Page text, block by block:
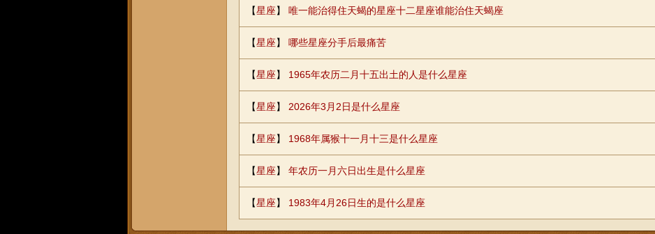
【星座】 唯一能治得住天蝎的星座十二星座谁能治住天蝎座
【星座】 哪些星座分手后最痛苦
【星座】 1965年农历二月十五出土的人是什么星座
【星座】 2026年3月2日是什么星座
【星座】 1968年属猴十一月十三是什么星座
【星座】 年农历一月六日出生是什么星座
【星座】 1983年4月26日生的是什么星座